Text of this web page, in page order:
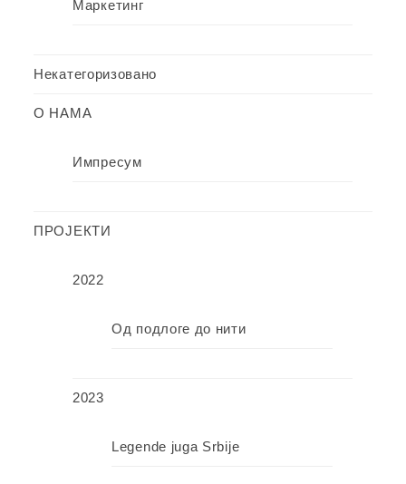
Маркетинг
Некатегоризовано
О НАМА
Импресум
ПРОЈЕКТИ
2022
Од подлоге до нити
2023
Legende juga Srbije